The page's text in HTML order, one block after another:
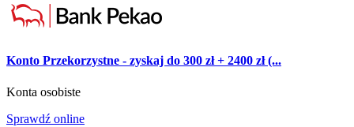
Konto Przekorzystne - zyskaj do 300 zł + 2400 zł (...
Konta osobiste
Sprawdź online